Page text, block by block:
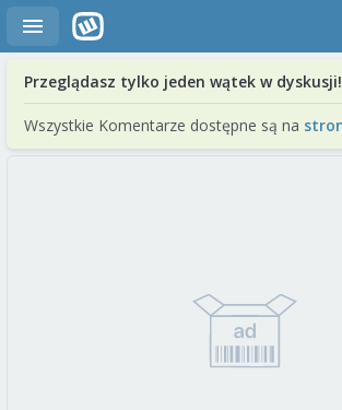
Przeglądasz tylko jeden wątek w dyskusji!
Wszystkie Komentarze dostępne są na